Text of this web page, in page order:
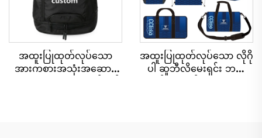
အသေးမှုန်းသော ဘောလုံး
နှင့် ဘတ်စကက်ဘော ဘောဂ်
ပက်
န်နိုက်ဇ်ရှိ စပို့ဘက်ခ်ပက်၊
ခရီးသွားရေးအတွက် ဘက်စ
ကက်ဘောအော်ဂဲန်နိုက်ဇ်ရှိ စ
ပို့ဘက်ခ်ပက်
အထူးပြုထုတ်လုပ်သော
အားကစားအသုံးအဆောင်
အထူးပြုထုတ်လုပ်သော လိုဂို
ပါ ဆူဘီလိမေးရှင်း ဘက်